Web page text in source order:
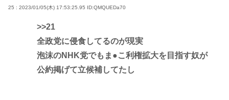
25 : 2023/01/05(木) 17:53:25.95 ID:QMQUEDa70
>>21
全政党に侵食してるのが現実
泡沫のNHK党でもま●こ利権拡大を目指す奴が
公約掲げて立候補してたし